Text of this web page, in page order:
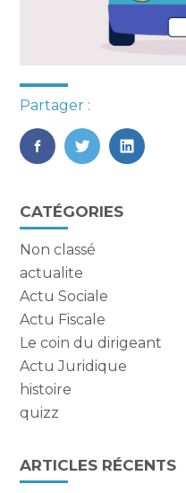
Partager :
FaceBook
TwitterLinkedIn
Blog
sidebar
CATÉGORIES
Non classé
actualite
Actu Sociale
Actu Fiscale
Le coin du dirigeant
Actu Juridique
histoire
quizz
ARTICLES RÉCENTS